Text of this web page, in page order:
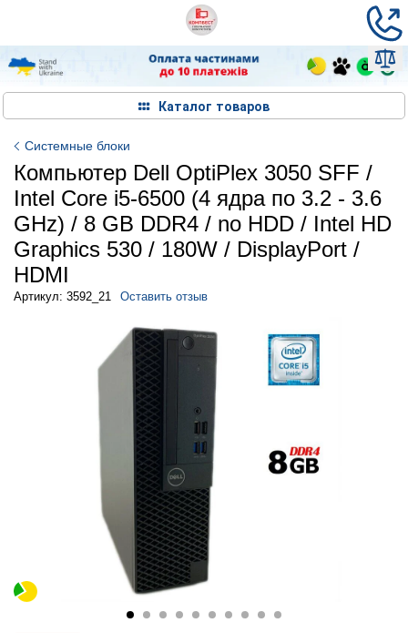
Каталог товаров
Системные блоки
Компьютер Dell OptiPlex 3050 SFF /
Intel Core i5-6500 (4 ядра по 3.2 - 3.6
GHz) / 8 GB DDR4 / no HDD / Intel HD
Graphics 530 / 180W / DisplayPort /
HDMI
Артикул: 3592_21 Оставить отзыв